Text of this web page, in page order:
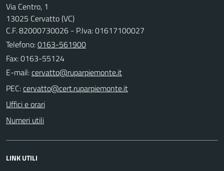
Via Centro, 1
13025 Cervatto (VC)
C.F. 82000730026 - P.Iva: 01617100027
Telefono:0163-561900
Fax: 0163-55124
E-mail:
PEC:
Uffici e orari
Numeri utili
LINK UTILI